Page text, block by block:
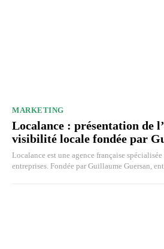
MARKETING
Localance : présentation de
visibilité locale fondée par
Localance est une agence française
entreprises. Fondée par Guillaume Guersan,